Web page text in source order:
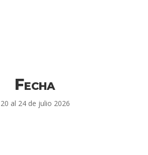
Fecha
20 al 24 de julio 2026